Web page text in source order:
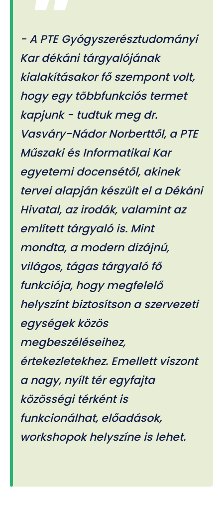
- A PTE Gyógyszerésztudományi
Kar dékáni tárgyalójának
kialakításakor fő szempont volt,
hogy egy többfunkciós termet
kapjunk - tudtuk meg dr.
Vasváry-Nádor Norberttől, a PTE
Műszaki és Informatikai Kar
egyetemi docensétől, akinek
tervei alapján készült el a Dékáni
Hivatal, az irodák, valamint az
említett tárgyaló is. Mint
mondta, a modern dizájnú,
világos, tágas tárgyaló fő
funkciója, hogy megfelelő
helyszínt biztosítson a szervezeti
egységek közös
megbeszéléseihez,
értekezletekhez. Emellett viszont
a nagy, nyílt tér egyfajta
közösségi térként is
funkcionálhat, előadások,
workshopok helyszíne is lehet.